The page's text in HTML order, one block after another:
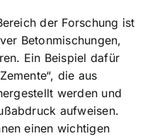
der Forschung ist
Betonmischungen,
Ein Beispiel dafür
die aus
werden und
aufweisen.
einen wichtigen